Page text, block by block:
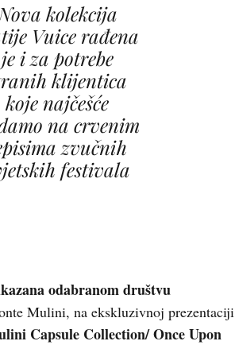
kolekcija
Vuice rađena
je i za potrebe
klijentica
koje najčešće
na crvenim
zvučnih
festivala
odabranom društvu
Mulini, na ekskluzivnoj prezentaciji
Capsule Collection/ Once Upon